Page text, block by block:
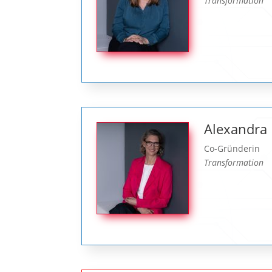
Alexandra
Co-Gründerin
Transformation